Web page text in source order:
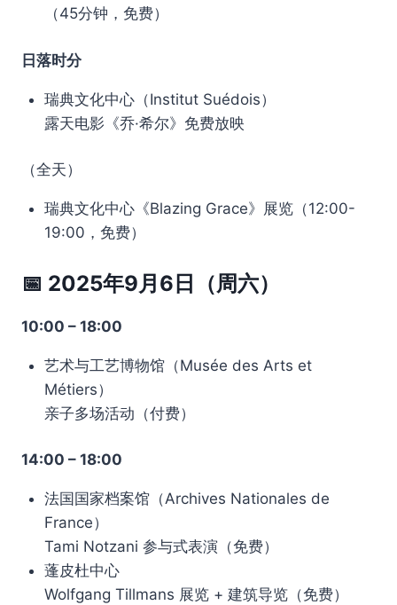
（45分钟，免费）
日落时分
瑞典文化中心（Institut Suédois）
露天电影《乔·希尔》免费放映
（全天）
瑞典文化中心《Blazing Grace》展览（12:00-
19:00，免费）
📅 2025年9月6日（周六）
10:00 – 18:00
艺术与工艺博物馆（Musée des Arts et
Métiers）
亲子多场活动（付费）
14:00 – 18:00
法国国家档案馆（Archives Nationales de
France）
Tami Notzani 参与式表演（免费）
蓬皮杜中心
Wolfgang Tillmans 展览 + 建筑导览（免费）